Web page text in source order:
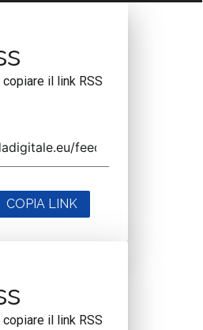
il link RSS
COPIA LINK
il link RSS